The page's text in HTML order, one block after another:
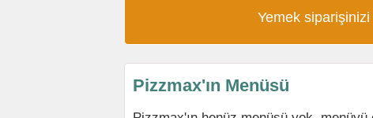
Yemek
Pizzmax'ın Menüsü